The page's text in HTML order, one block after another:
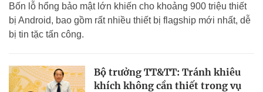
Bốn lỗ hổng bảo mật lớn khiến cho khoảng 900 triệu thiết
bị Android, bao gồm rất nhiều thiết bị flagship mới nhất, dễ
bị tin tặc tấn công.
Bộ trưởng TT&TT: Tránh khiêu
khích không cần thiết trong vụ